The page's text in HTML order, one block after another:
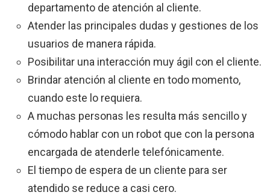
departamento de atención al cliente.
Atender las principales dudas y gestiones de los
usuarios de manera rápida.
Posibilitar una interacción muy ágil con el cliente.
Brindar atención al cliente en todo momento,
cuando este lo requiera.
A muchas personas les resulta más sencillo y
cómodo hablar con un robot que con la persona
encargada de atenderle telefónicamente.
El tiempo de espera de un cliente para ser
atendido se reduce a casi cero.